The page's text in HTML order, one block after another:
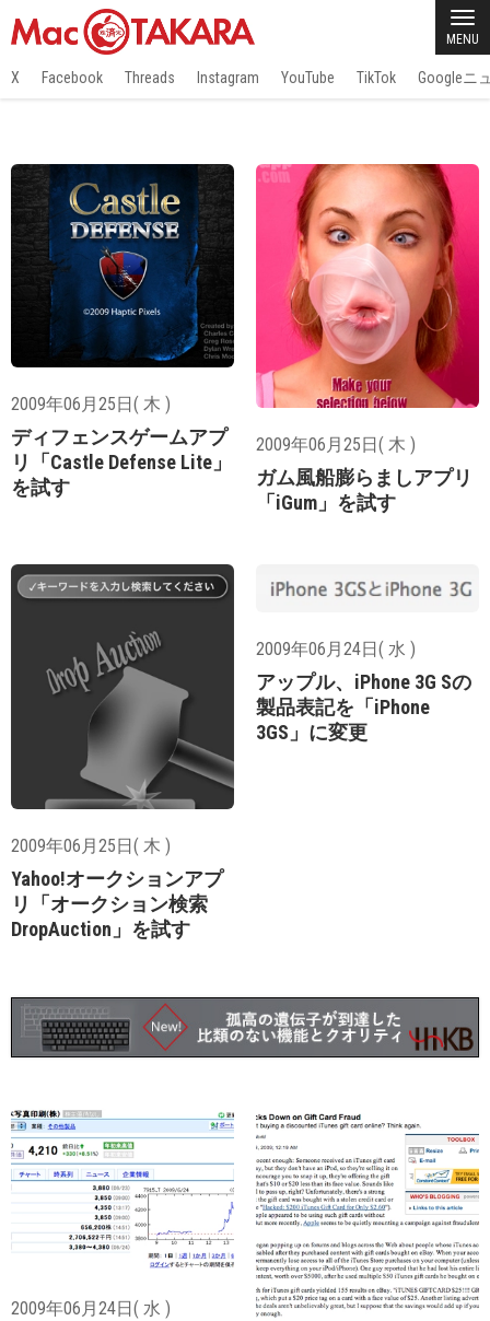
MENU
X Facebook Threads Instagram YouTube TikTok Googleニ
2009年06月25日( 木 )
ディフェンスゲームアプ
リ「Castle Defense Lite」
を試す
2009年06月25日( 木 )
ガム風船膨らましアプリ
「iGum」を試す
2009年06月25日( 木 )
Yahoo!オークションアプ
リ「オークション検索
DropAuction」を試す
2009年06月24日( 水 )
アップル、iPhone 3G Sの
製品表記を「iPhone
3GS」に変更
2009年06月24日( 水 )